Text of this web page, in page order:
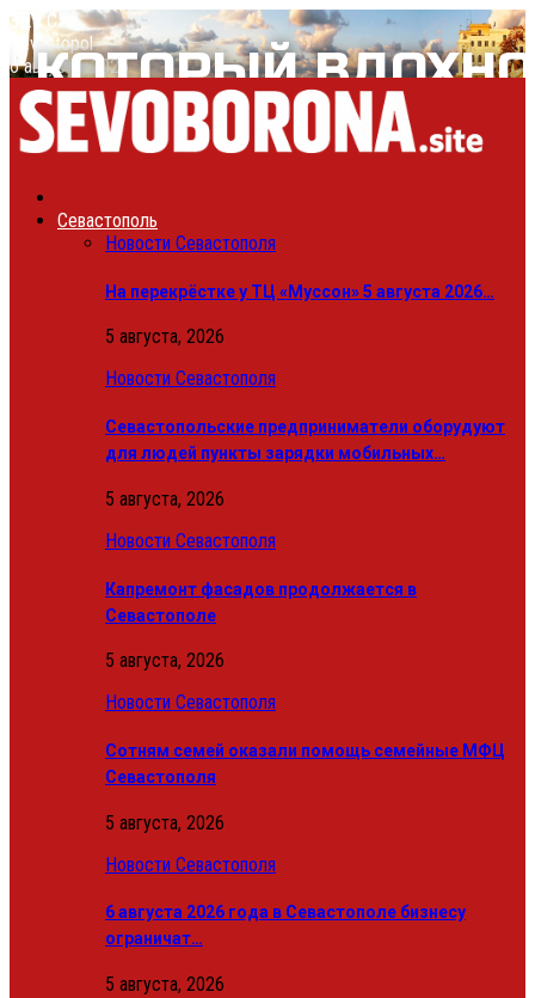
30.6 C
Sevastopol
6 августа, 2026
Севастополь
Новости Севастополя
На перекрёстке у ТЦ «Муссон» 5 августа 2026…
5 августа, 2026
Новости Севастополя
Севастопольские предприниматели оборудуют
для людей пункты зарядки мобильных…
5 августа, 2026
Новости Севастополя
Капремонт фасадов продолжается в
Севастополе
5 августа, 2026
Новости Севастополя
Сотням семей оказали помощь семейные МФЦ
Севастополя
5 августа, 2026
Новости Севастополя
6 августа 2026 года в Севастополе бизнесу
ограничат…
5 августа, 2026